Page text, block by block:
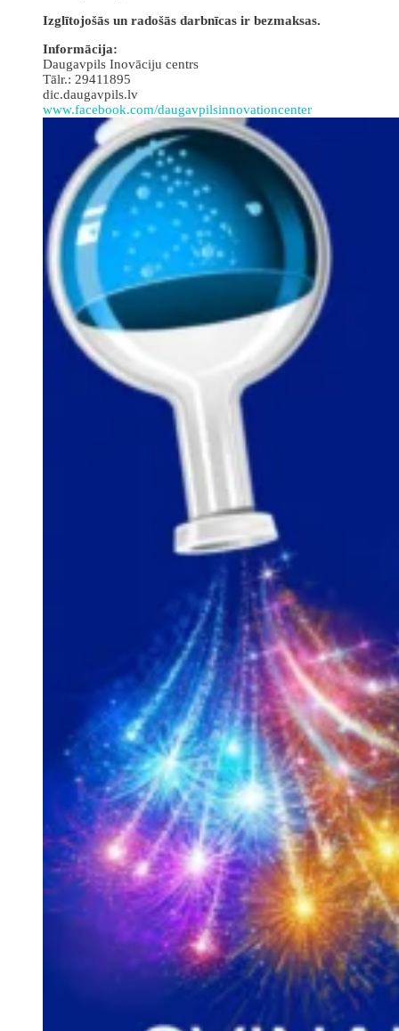
Izglītojošās un radošās darbnīcas ir bezmaksas.
Informācija:
Daugavpils Inovāciju centrs
Tālr.: 29411895
dic.daugavpils.lv
www.facebook.com/daugavpilsinnovationcenter